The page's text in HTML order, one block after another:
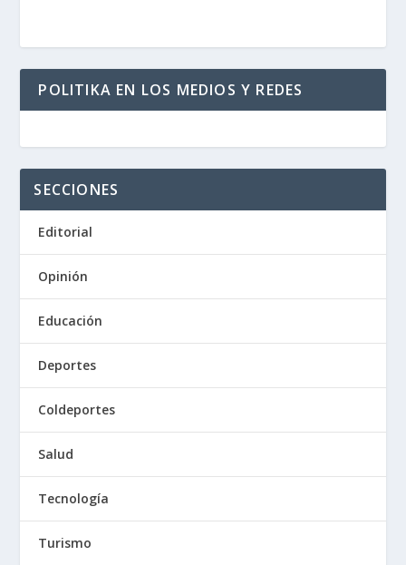
POLITIKA EN LOS MEDIOS Y REDES
SECCIONES
Editorial
Opinión
Educación
Deportes
Coldeportes
Salud
Tecnología
Turismo